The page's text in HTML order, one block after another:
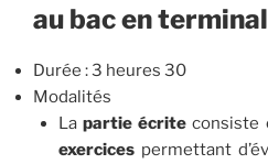
au bac en
Durée : 3 heures 30
Modalités
La partie écrite consiste
exercicespermettant